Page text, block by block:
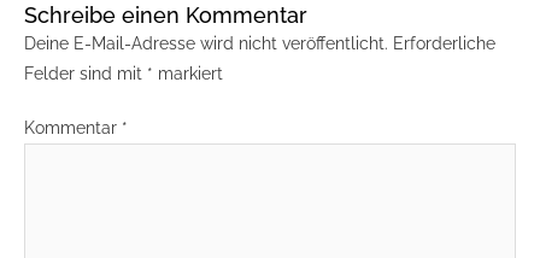
Schreibe einen Kommentar
Deine E-Mail-Adresse wird nicht veröffentlicht. Erforderliche
Felder sind mit * markiert
Kommentar *